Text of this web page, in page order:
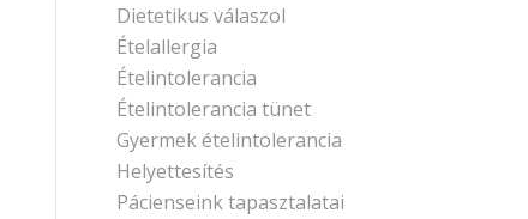
Dietetikus válaszol
Ételallergia
Ételintolerancia
Ételintolerancia tünet
Gyermek ételintolerancia
Helyettesítés
Pácienseink tapasztalatai